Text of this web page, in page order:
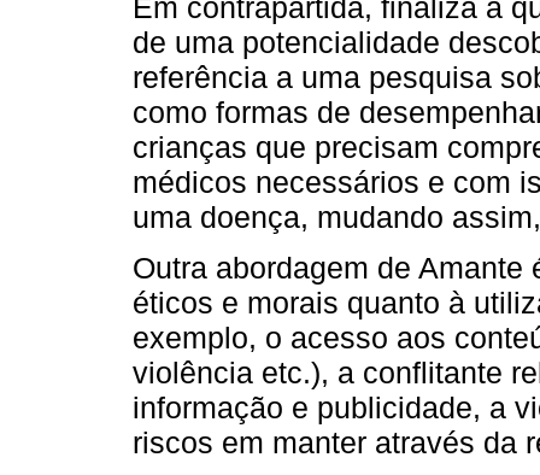
Em contrapartida, finaliza a
de uma potencialidade
referência a uma pesquisa
como formas de
crianças que precisam
médicos necessários e com
uma doença, mudando
Outra abordagem de
éticos e morais quanto à
exemplo, o acesso aos
violência etc.), a conflitante
informação e publicidade, a
riscos em manter através da